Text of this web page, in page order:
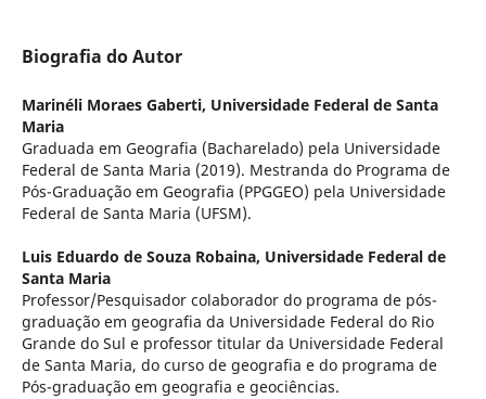
Biografia do Autor
Marinéli Moraes Gaberti, Universidade Federal de Santa
Maria
Graduada em Geografia (Bacharelado) pela Universidade
Federal de Santa Maria (2019). Mestranda do Programa de
Pós-Graduação em Geografia (PPGGEO) pela Universidade
Federal de Santa Maria (UFSM).
Luis Eduardo de Souza Robaina, Universidade Federal de
Santa Maria
Professor/Pesquisador colaborador do programa de pós-
graduação em geografia da Universidade Federal do Rio
Grande do Sul e professor titular da Universidade Federal
de Santa Maria, do curso de geografia e do programa de
Pós-graduação em geografia e geociências.